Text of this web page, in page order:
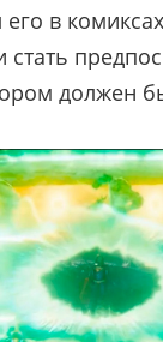
в
должен